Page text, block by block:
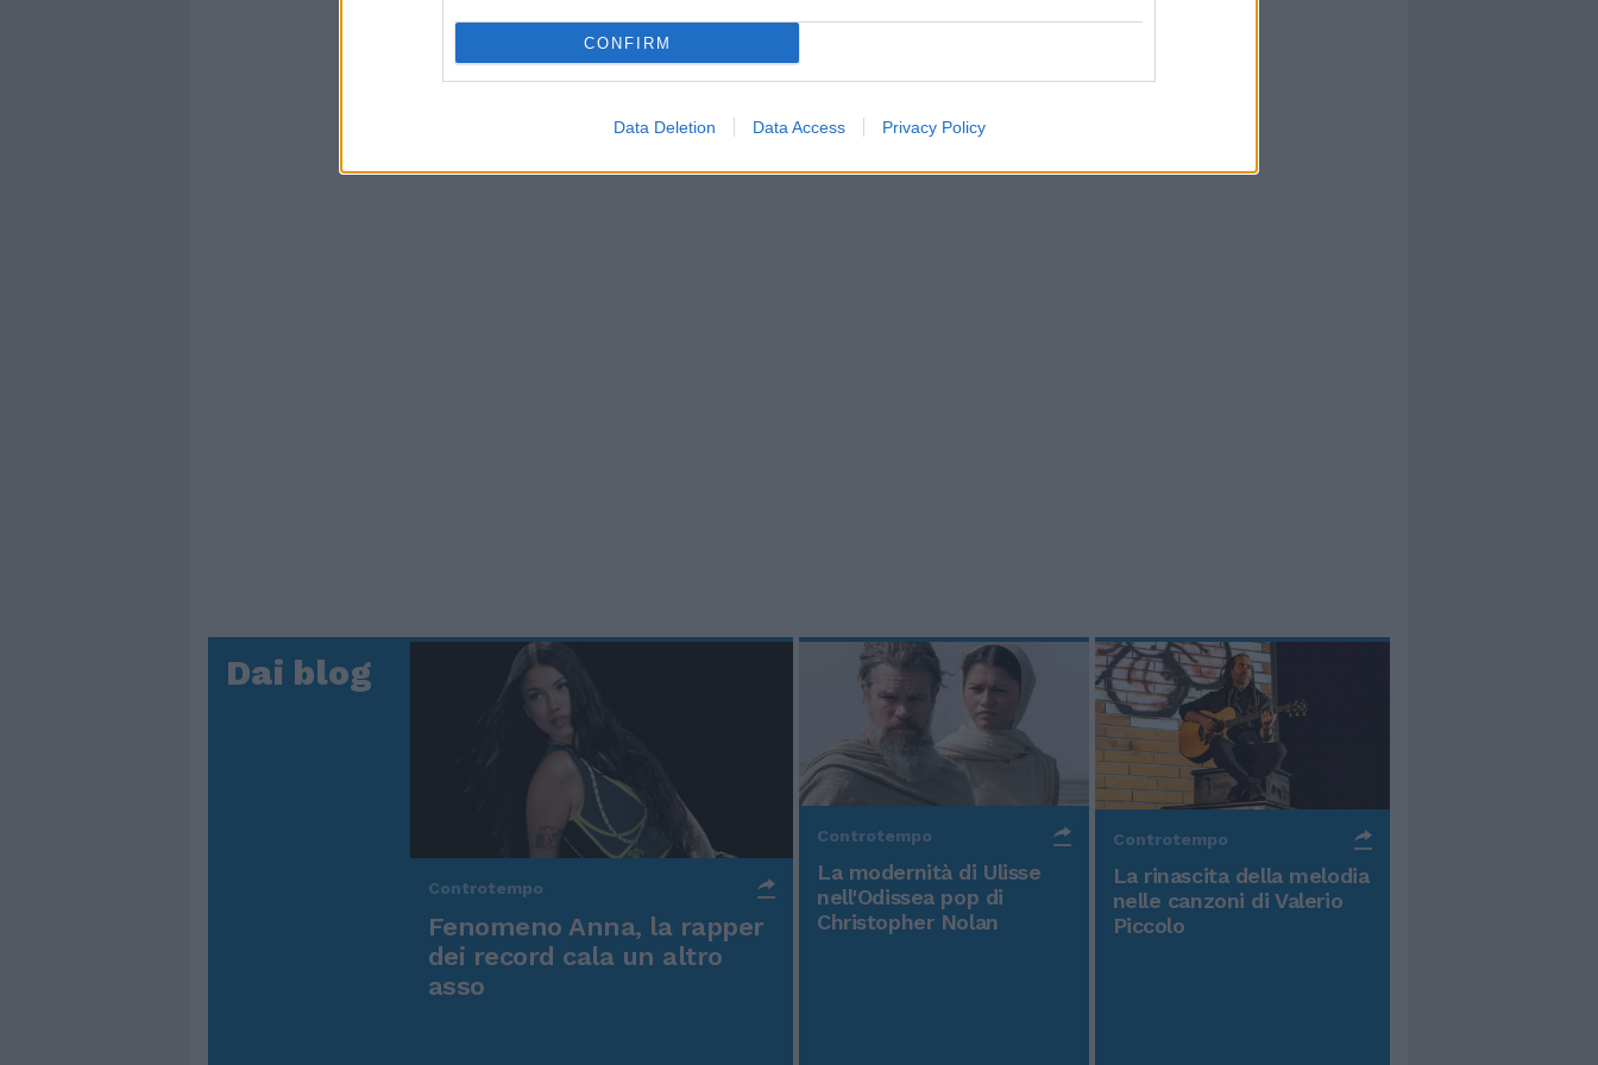
CONFIRM
Data Deletion Data Access Privacy Policy
Dai blog
Controtempo
Fenomeno Anna, la rapper
dei record cala un altro
asso
Controtempo
La modernità di Ulisse
nell'Odissea pop di
Christopher Nolan
Controtempo
La rinascita della melodia
nelle canzoni di Valerio
Piccolo